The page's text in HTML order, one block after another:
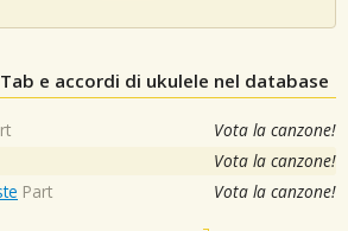
Tab e accordi di ukulele nel database
Vota la canzone!
Vota la canzone!
Part Vota la canzone!